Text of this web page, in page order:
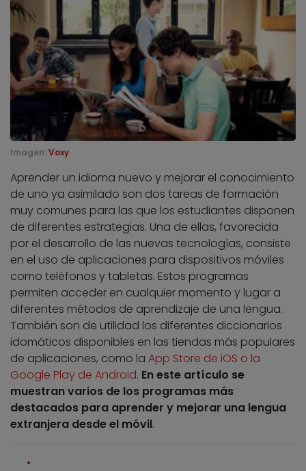
Imagen: Voxy
Aprender un idioma nuevo y mejorar el conocimiento
de uno ya asimilado son dos tareas de formación
muy comunes para las que los estudiantes disponen
de diferentes estrategias. Una de ellas, favorecida
por el desarrollo de las nuevas tecnologías, consiste
en el uso de aplicaciones para dispositivos móviles
como teléfonos y tabletas. Estos programas
permiten acceder en cualquier momento y lugar a
diferentes métodos de aprendizaje de una lengua.
También son de utilidad los diferentes diccionarios
idomáticos disponibles en las tiendas más populares
de aplicaciones, como la App Store de iOS o la
Google Play de Android. En este artículo se
muestran varios de los programas más
destacados para aprender y mejorar una lengua
extranjera desde el móvil.